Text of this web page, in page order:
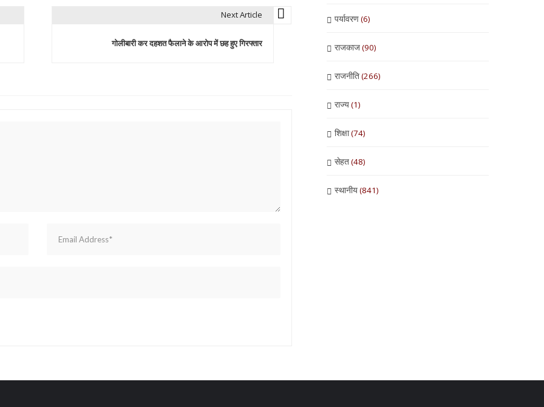
Next Article
गोलीबारी कर दहशत फैलाने के आरोप में छह हुए गिरफ्तार
पर्यावरण(6)
राजकाज(90)
राजनीति(266)
राज्य(1)
शिक्षा(74)
सेहत(48)
स्थानीय(841)